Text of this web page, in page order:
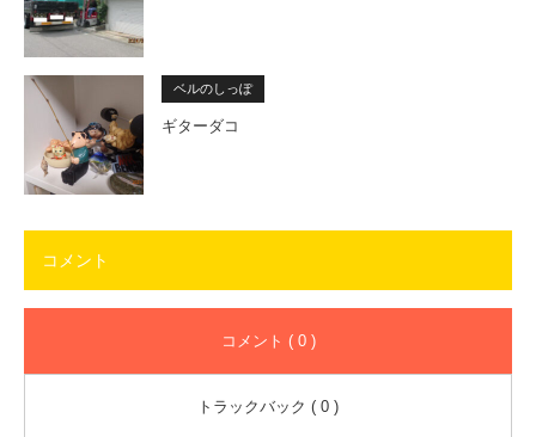
ベルのしっぽ
ギターダコ
コメント
コメント ( 0 )
トラックバック ( 0 )